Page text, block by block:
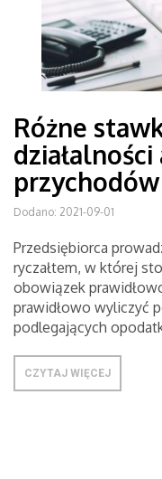
Różne
przychodów
Dodano: 2021-09-01
Przedsiębiorca
ryczałtem, w której
obowiązek
prawidłowo wyliczyć
podlegających
CZYTAJ WIĘCEJ